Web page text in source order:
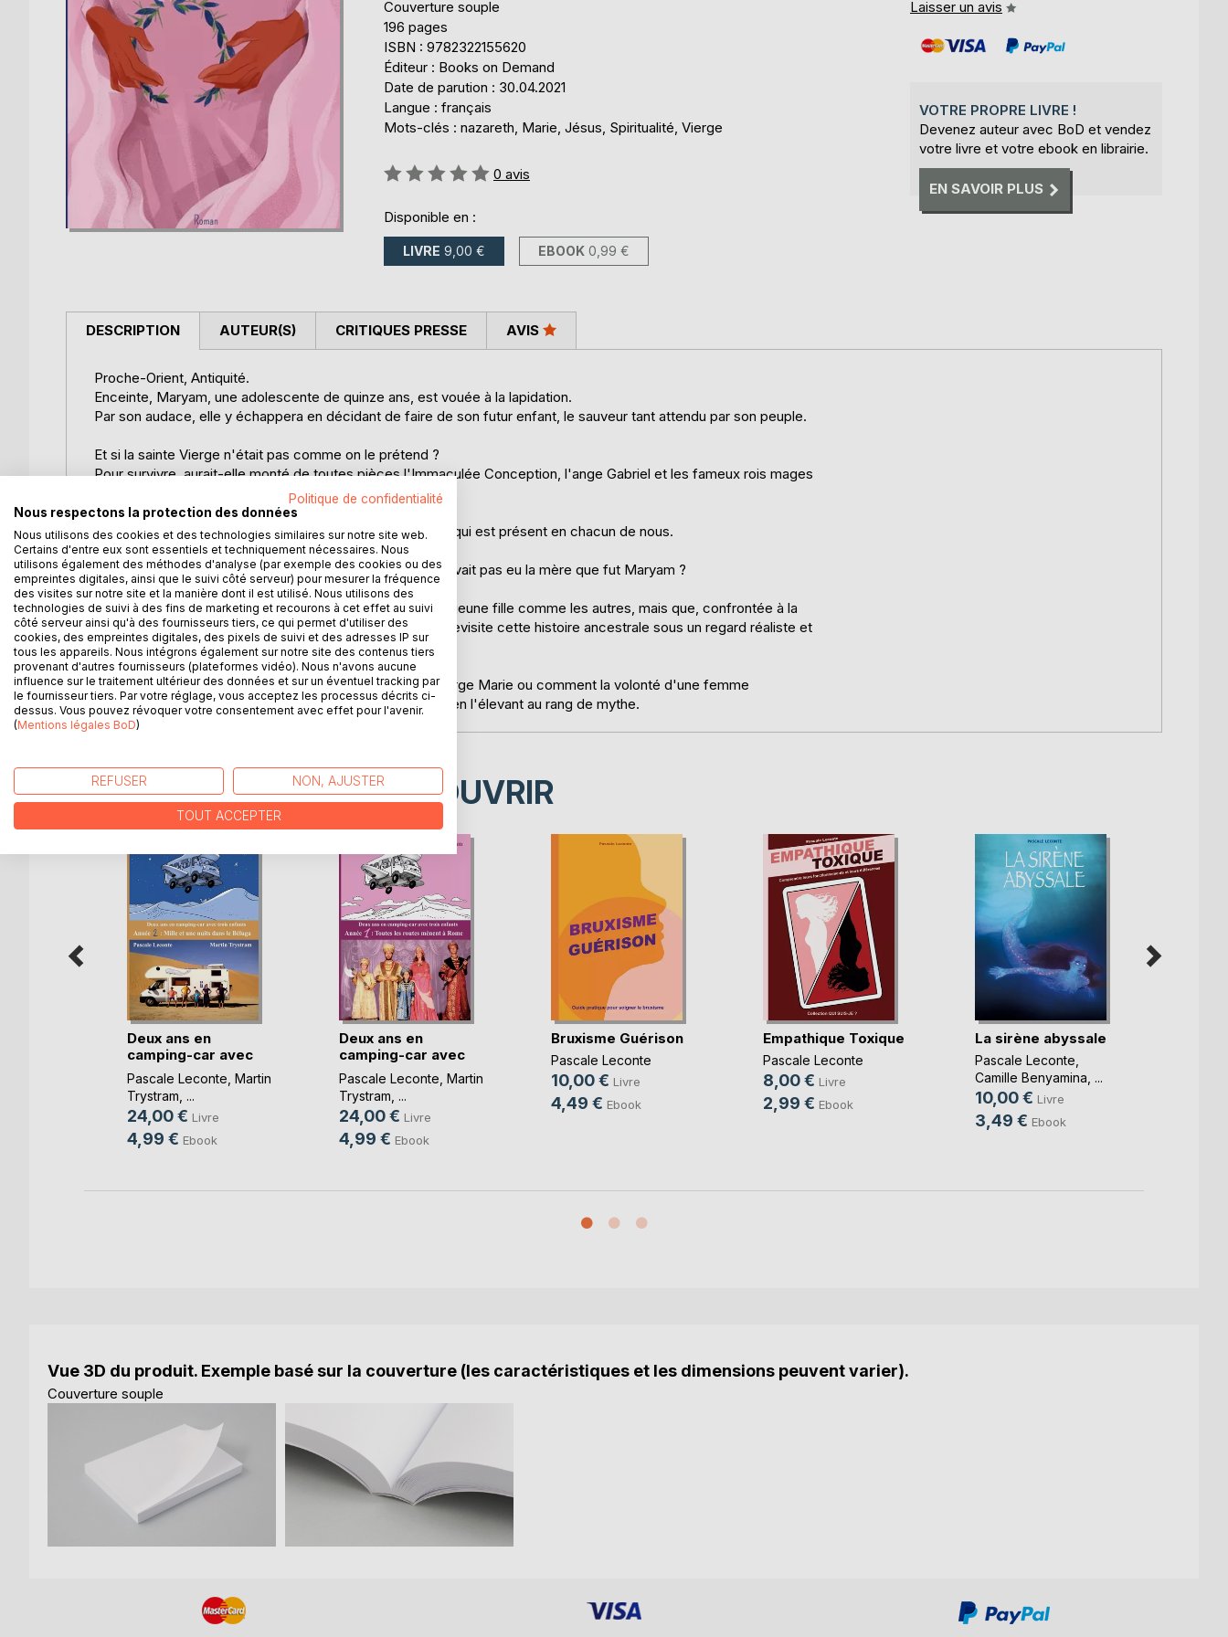
Couverture souple
196 pages
ISBN : 9782322155620
Éditeur : Books on Demand
Date de parution : 30.04.2021
Langue : français
Mots-clés : nazareth, Marie, Jésus, Spiritualité, Vierge
Évaluation:
0 avis
Disponible en :
LIVRE 9,00 € EBOOK 0,99 €
Laisser un avis
VOTRE PROPRE LIVRE !
Devenez auteur avec BoD et vendez
votre livre et votre ebook en librairie.
EN SAVOIR PLUS
DESCRIPTION
Proche-Orient, Antiquité.
Enceinte, Maryam, une adolescente de quinze ans, est vouée à la lapidation.
Par son audace, elle y échappera en décidant de faire de son futur enfant, le sauveur tant attendu par son peuple.
Et si la sainte Vierge n'était pas comme on le prétend ?
Pour survivre, aurait-elle monté de toutes pièces l'Immaculée Conception, l'ange Gabriel et les fameux rois mages
Ce récit illustre le pouvoir d'autopersuasion insoupçonné qui est présent en chacun de nous.
Yeshua serait-il devenu le "Sauveur de l'humanité" s'il n'avait pas eu la mère que fut Maryam ?
Inspirée par la forte intuition que la Vierge Marie était une jeune fille comme les autres, mais que, confrontée à la
mort, elle se révéla autrement plus audacieuse, l'autrice revisite cette histoire ancestrale sous un regard réaliste et
contemporain.
Une relecture moderne et féministe de l'histoire de la Vierge Marie ou comment la volonté d'une femme
condamnée à mort parviendra à transformer sa destinée en l'élevant au rang de mythe.
AUTEUR(S) CRITIQUES PRESSE AVIS
D’AUTRES TITRES À DÉCOUVRIR
Deux ans en
camping-car avec
trois(...)
Pascale Leconte Martin
Trystram , ...
24,00 € Livre
4,99 € Ebook
Deux ans en
camping-car avec
trois(...)
Pascale Leconte Martin
Trystram , ...
24,00 € Livre
4,99 € Ebook
Bruxisme Guérison
Pascale Leconte
10,00 € Livre
4,49 € Ebook
Empathique Toxique
Pascale Leconte
8,00 € Livre
2,99 € Ebook
La sirène abyssale
Pascale Leconte
Camille Benyamina , ...
10,00 € Livre
3,49 € Ebook
Vue 3D du produit. Exemple basé sur la couverture (les caractéristiques et les dimensions peuvent varier).
Couverture souple
Politique de confidentialité
Nous respectons la protection des données
Nous utilisons des cookies et des technologies similaires sur notre site web.
Certains d'entre eux sont essentiels et techniquement nécessaires. Nous
utilisons également des méthodes d'analyse (par exemple des cookies ou des
empreintes digitales, ainsi que le suivi côté serveur) pour mesurer la fréquence
des visites sur notre site et la manière dont il est utilisé. Nous utilisons des
technologies de suivi à des fins de marketing et recourons à cet effet au suivi
côté serveur ainsi qu'à des fournisseurs tiers, ce qui permet d'utiliser des
cookies, des empreintes digitales, des pixels de suivi et des adresses IP sur
tous les appareils. Nous intégrons également sur notre site des contenus tiers
provenant d'autres fournisseurs (plateformes vidéo). Nous n'avons aucune
influence sur le traitement ultérieur des données et sur un éventuel tracking par
le fournisseur tiers. Par votre réglage, vous acceptez les processus décrits ci-
dessus. Vous pouvez révoquer votre consentement avec effet pour l'avenir.
(Mentions légales BoD)
REFUSER NON, AJUSTER
TOUT ACCEPTER